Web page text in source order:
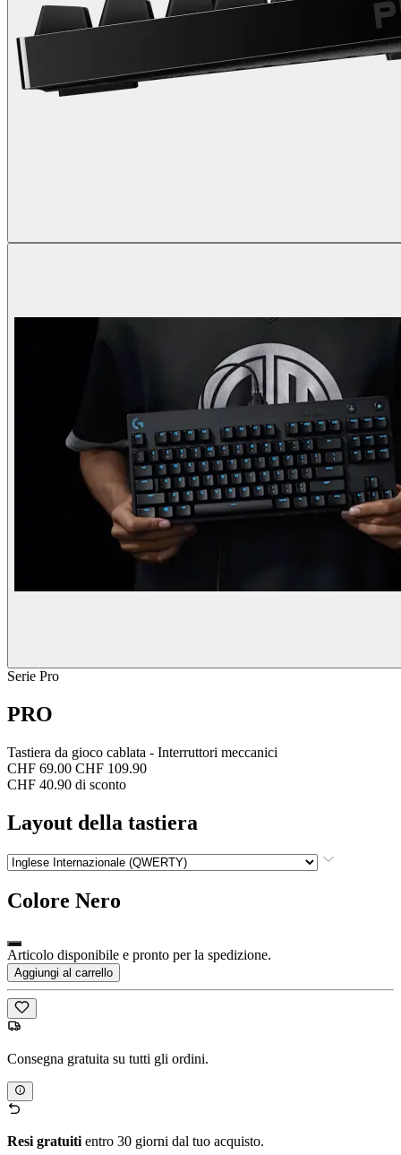
Serie Pro
PRO
Tastiera da gioco cablata - Interruttori meccanici
CHF 69.00 CHF 109.90
CHF 40.90 di sconto
Layout della tastiera
Colore Nero
Articolo disponibile e pronto per la spedizione.
Aggiungi al carrello
Consegna gratuita su tutti gli ordini.
Resi gratuiti entro 30 giorni dal tuo acquisto.